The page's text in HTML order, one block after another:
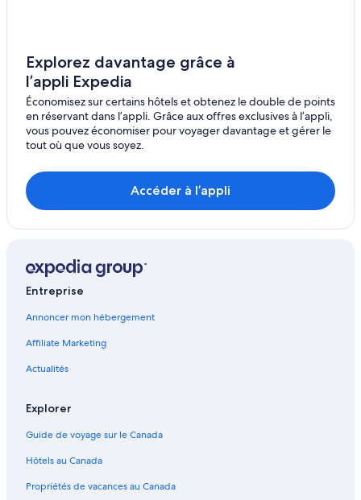
Explorez davantage grâce à
l’appli Expedia
Économisez sur certains hôtels et obtenez le double de points
en réservant dans l’appli. Grâce aux offres exclusives à l’appli,
vous pouvez économiser pour voyager davantage et gérer le
tout où que vous soyez.
Accéder à l’appli
Entreprise
Annoncer mon hébergement
Affiliate Marketing
Actualités
Explorer
Guide de voyage sur le Canada
Hôtels au Canada
Propriétés de vacances au Canada